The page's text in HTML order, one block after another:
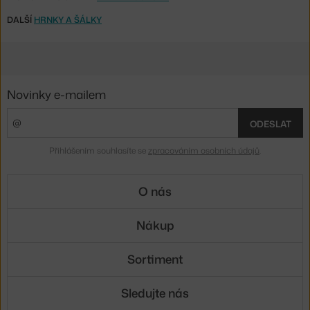
DALŠÍ HRNKY A ŠÁLKY
Novinky e-mailem
ODESLAT
Přihlášením souhlasíte se zpracováním osobních údajů
O nás
Nákup
Sortiment
Sledujte nás